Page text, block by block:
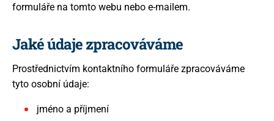
Svědectví
Galerie
formuláře na tomto webu nebo e-mailem.
Jaké údaje zpracováváme
Prostřednictvím kontaktního formuláře zpracováváme
tyto osobní údaje:
jméno a příjmení